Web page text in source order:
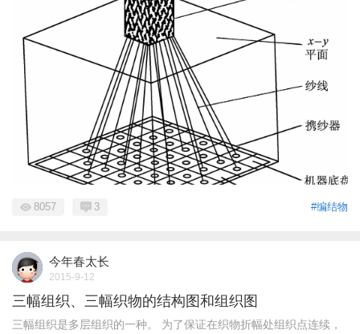
#编结物
8057 3
今年春太长
2015-9-12
三幅组织、三幅织物的结构图和组织图
三幅组织是多层组织的一种。 为了保证在织物折幅处组织点连续，